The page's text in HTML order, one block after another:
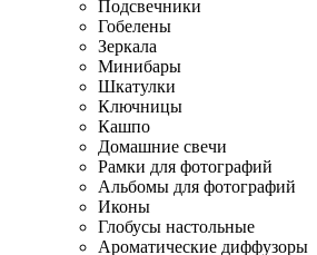
Подсвечники
Гобелены
Зеркала
Минибары
Шкатулки
Ключницы
Кашпо
Домашние свечи
Рамки для фотографий
Альбомы для фотографий
Иконы
Глобусы настольные
Ароматические диффузоры